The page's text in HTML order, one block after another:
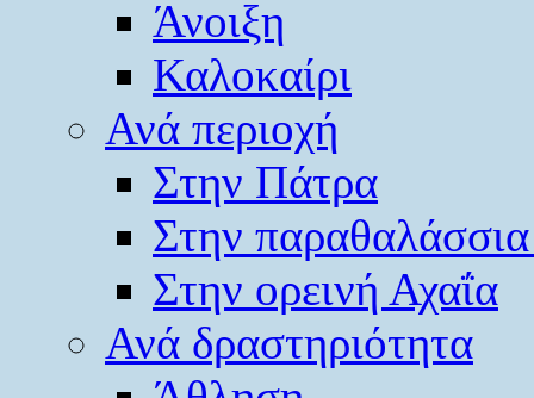
Άνοιξη
Καλοκαίρι
Ανά περιοχή
Στην Πάτρα
Στην
Στην ορεινή Αχαΐα
Ανά δραστηριότητα